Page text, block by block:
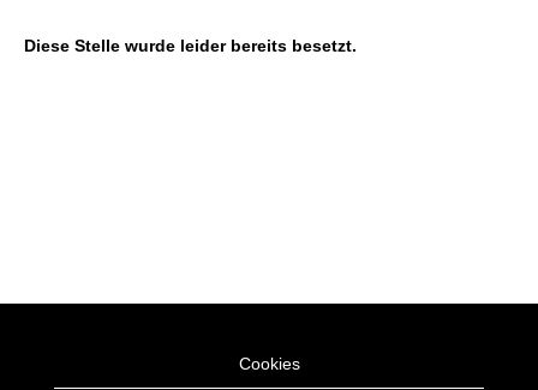
Diese Stelle wurde leider bereits besetzt.
Cookies